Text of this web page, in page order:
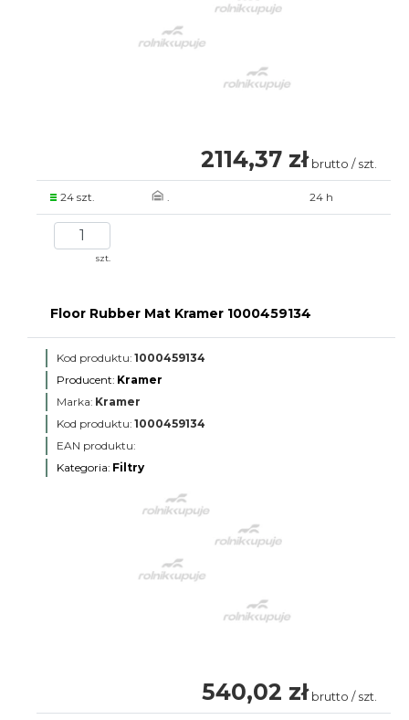
2114,37 zł brutto / szt.
24 szt. . 24 h
szt.
Floor Rubber Mat Kramer 1000459134
Kod produktu: 1000459134
Producent: Kramer
Marka: Kramer
Kod produktu: 1000459134
EAN produktu:
Kategoria: Filtry
540,02 zł brutto / szt.